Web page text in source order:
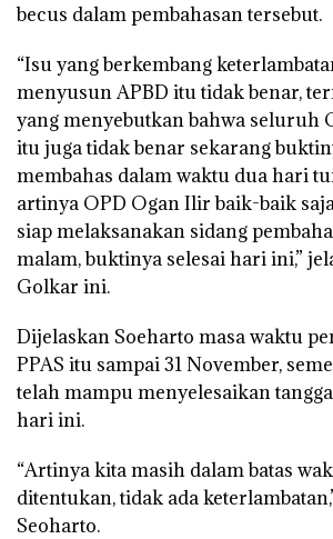
becus dalam pembahasan tersebut.
“Isu yang berkembang
menyusun APBD itu tidak benar,
yang menyebutkan bahwa seluruh
itu juga tidak benar sekarang
membahas dalam waktu dua hari
artinya OPD Ogan Ilir baik-baik
siap melaksanakan sidang
malam, buktinya selesai hari ini,”
Golkar ini.
Dijelaskan Soeharto masa waktu
PPAS itu sampai 31 November,
telah mampu menyelesaikan
hari ini.
“Artinya kita masih dalam batas
ditentukan, tidak ada
Seoharto.